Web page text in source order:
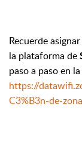
Recuerde
la plataforma de
paso a paso en
https://
C3%B3n-de-